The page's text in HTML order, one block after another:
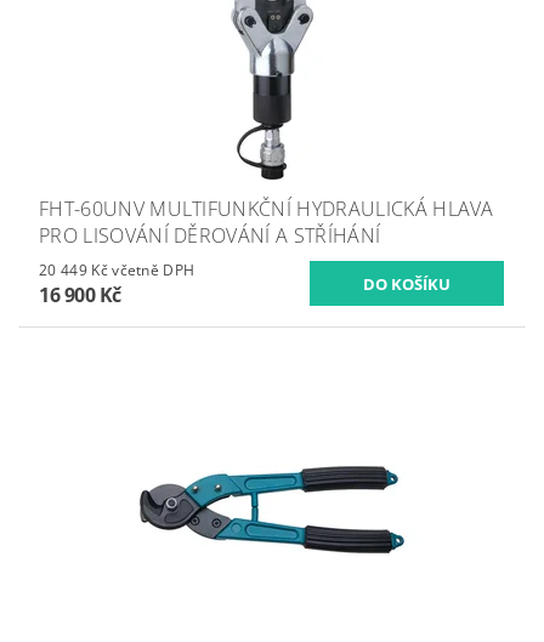
FHT-60UNV MULTIFUNKČNÍ HYDRAULICKÁ HLAVA
PRO LISOVÁNÍ DĚROVÁNÍ A STŘÍHÁNÍ
20 449 Kč včetně DPH
16 900 Kč